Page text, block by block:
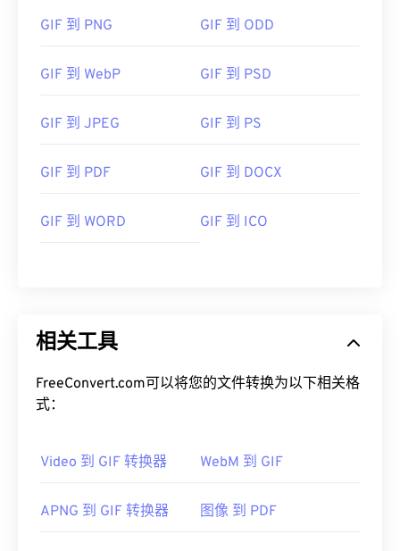
GIF 到 PNG GIF 到 ODD
GIF 到 WebP GIF 到 PSD
GIF 到 JPEG GIF 到 PS
GIF 到 PDF GIF 到 DOCX
GIF 到 WORD GIF 到 ICO
相关工具
FreeConvert.com可以将您的文件转换为以下相关格
式：
Video 到 GIF 转换器 WebM 到 GIF
APNG 到 GIF 转换器 图像 到 PDF